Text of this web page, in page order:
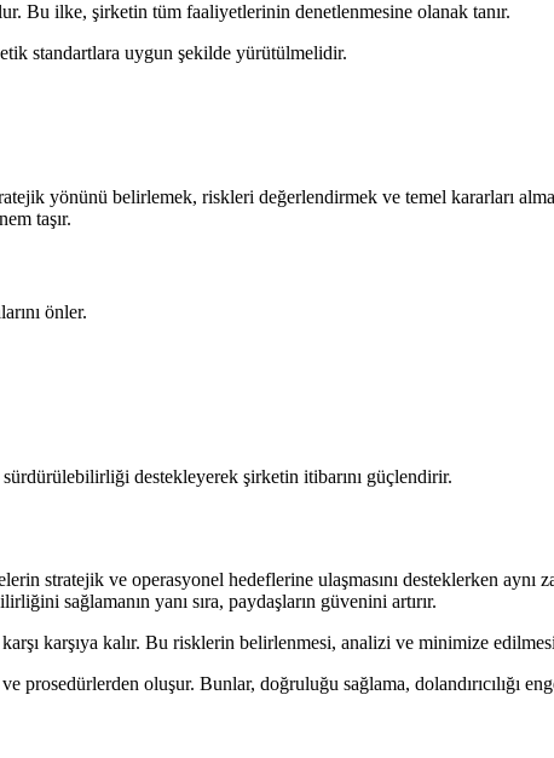
Bu ilke, şirketin tüm faaliyetlerinin denetlenmesine olanak tanır.
standartlara uygun şekilde yürütülmelidir.
yönünü belirlemek, riskleri değerlendirmek ve temel kararları
taşır.
önler.
destekleyerek şirketin itibarını güçlendirir.
stratejik ve operasyonel hedeflerine ulaşmasını desteklerken aynı
sağlamanın yanı sıra, paydaşların güvenini artırır.
karşıya kalır. Bu risklerin belirlenmesi, analizi ve minimize
prosedürlerden oluşur. Bunlar, doğruluğu sağlama, dolandırıcılığı